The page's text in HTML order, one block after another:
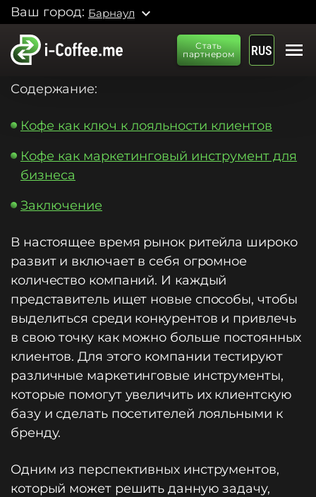
Ваш город: Барнаул expand_more
Стать
партнером
RUS menu
Содержание:
Кофе как ключ к лояльности клиентов
Кофе как маркетинговый инструмент для
бизнеса
Заключение
В настоящее время рынок ритейла широко
развит и включает в себя огромное
количество компаний. И каждый
представитель ищет новые способы, чтобы
выделиться среди конкурентов и привлечь
в свою точку как можно больше постоянных
клиентов. Для этого компании тестируют
различные маркетинговые инструменты,
которые помогут увеличить их клиентскую
базу и сделать посетителей лояльными к
бренду.
Одним из перспективных инструментов,
который может решить данную задачу,